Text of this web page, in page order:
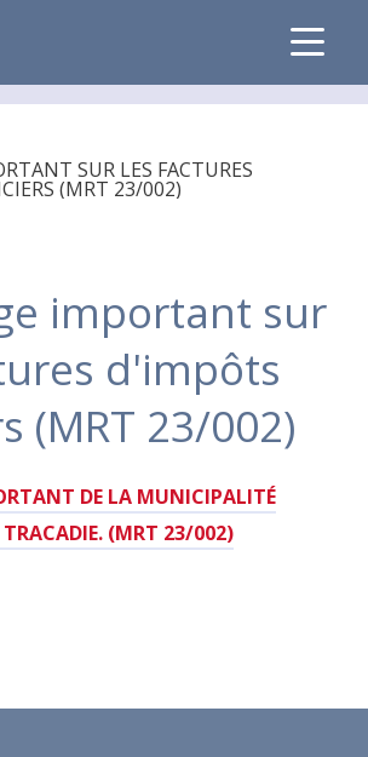
SUR LES FACTURES
(MRT 23/002)
important sur
d'impôts
(MRT 23/002)
DE LA MUNICIPALITÉ
TRACADIE. (MRT 23/002)